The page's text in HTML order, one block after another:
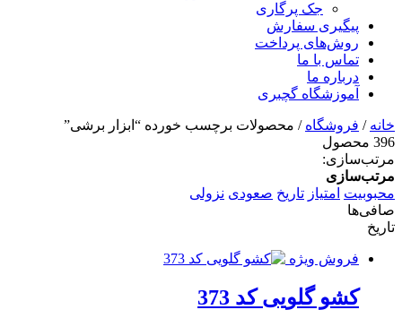
جک پرگاری
پیگیری سفارش
روش‌های پرداخت
تماس با ما
درباره ما
آموزشگاه گچبری
خانه / فروشگاه / محصولات برچسب خورده “ابزار برشی”
396 محصول
مرتب‌سازی:
مرتب‌سازی
محبوبیت امتیاز تاریخ صعودی نزولی
صافی‌ها
تاریخ
فروش ویژه
کشو گلویی کد 373